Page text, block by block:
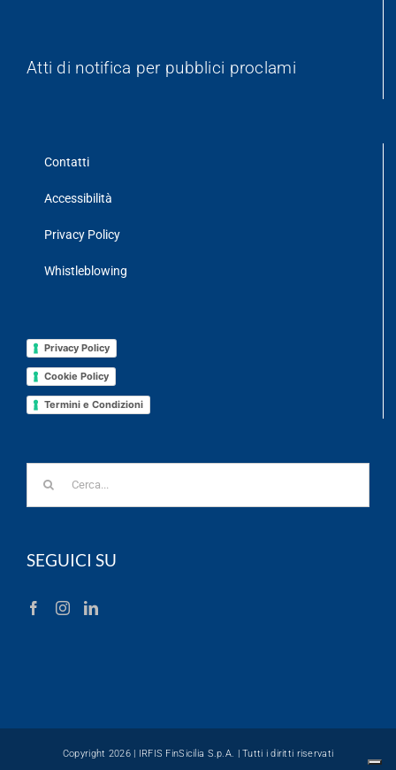
Atti di notifica per pubblici proclami
Contatti
Accessibilità
Privacy Policy
Whistleblowing
Privacy Policy
Cookie Policy
Termini e Condizioni
Cerca
per:
SEGUICI SU
Copyright 2026 | IRFIS FinSicilia S.p.A. | Tutti i diritti riservati